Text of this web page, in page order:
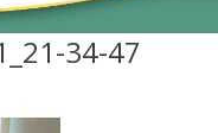
34-47